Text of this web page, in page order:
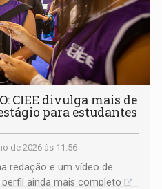
CIEE divulga mais de
para estudantes
de 2026 às 11:56
redação e um vídeo de
ainda mais completo